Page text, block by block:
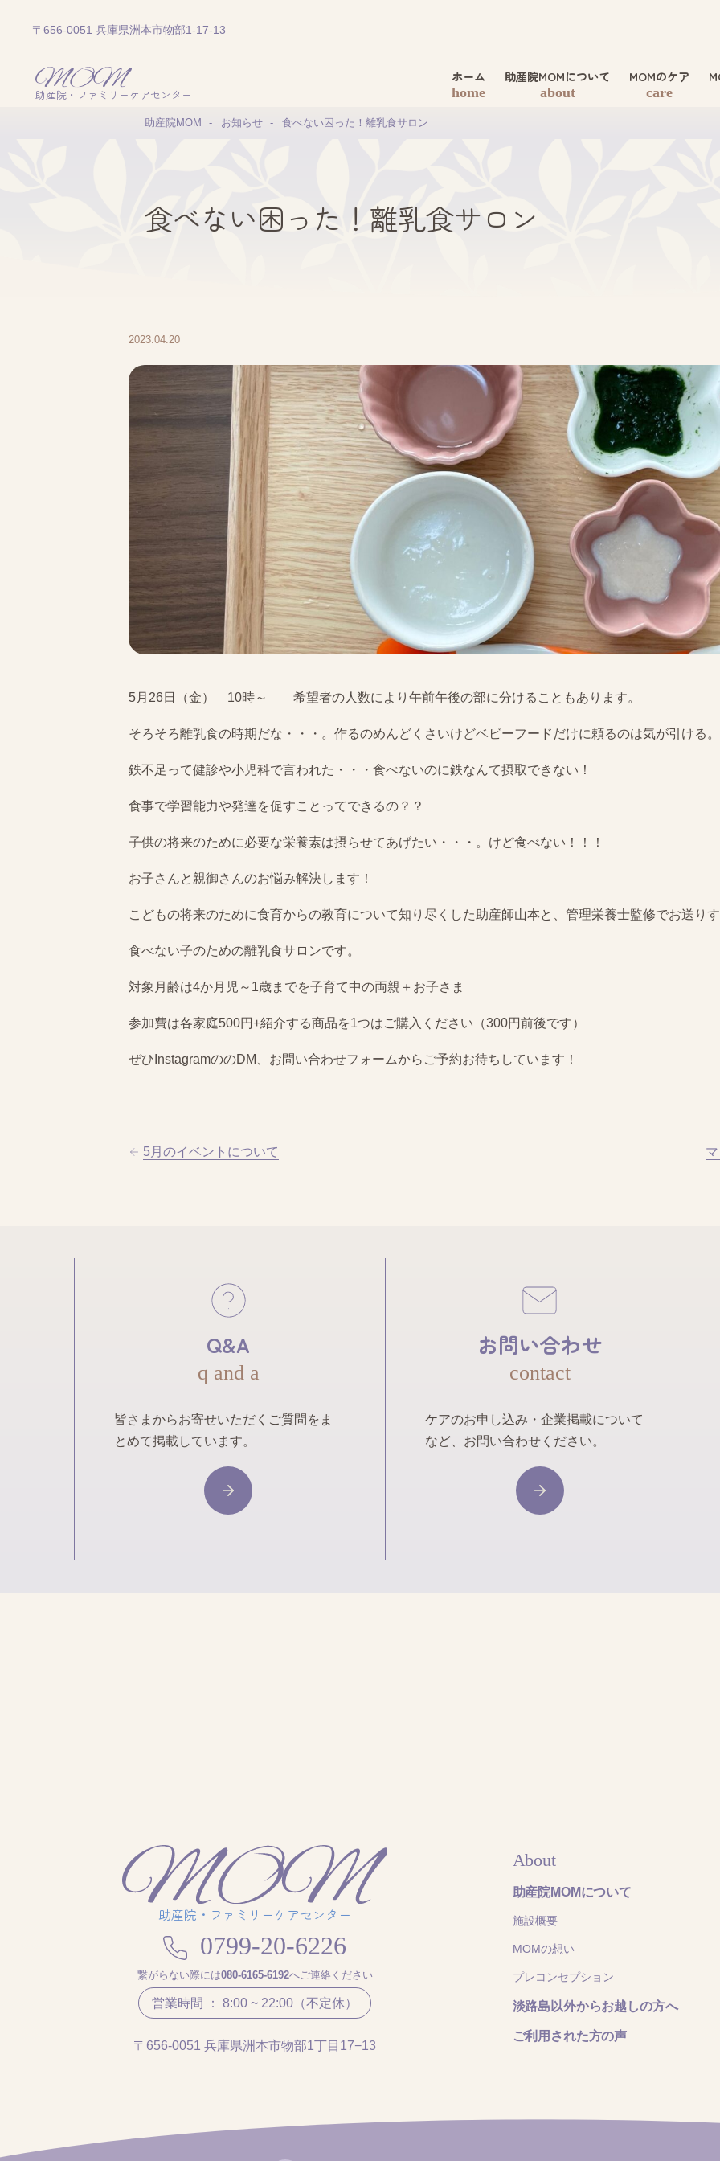
〒656-0051 兵庫県洲本市物部1-17-13
助産院・ファミリーケアセンター
ホーム
home
助産院MOMについて
about
MOMのケア
care
助産院MOM お知らせ 食べない困った！離乳食サロン
食べない困った！離乳食サロン
2023.04.20
5月26日（金） 10時～ 希望者の人数により午前午後の部に分けることもあります。
そろそろ離乳食の時期だな・・・。作るのめんどくさいけどベビーフードだけに頼るのは気が引ける。
鉄不足って健診や小児科で言われた・・・食べないのに鉄なんて摂取できない！
食事で学習能力や発達を促すことってできるの？？
子供の将来のために必要な栄養素は摂らせてあげたい・・・。けど食べない！！！
お子さんと親御さんのお悩み解決します！
こどもの将来のために食育からの教育について知り尽くした助産師山本と、管理栄養士監修でお送り
食べない子のための離乳食サロンです。
対象月齢は4か月児～1歳までを子育て中の両親＋お子さま
参加費は各家庭500円+紹介する商品を1つはご購入ください（300円前後です）
ぜひInstagramののDM、お問い合わせフォームからご予約お待ちしています！
5月のイベントについて
Q&A
q and a
皆さまからお寄せいただくご質問をま
とめて掲載しています。
お問い合わせ
contact
ケアのお申し込み・企業掲載について
など、お問い合わせください。
助産院・ファミリーケアセンター
0799-20-6226
繋がらない際には080-6165-6192へご連絡ください
営業時間 ： 8:00 ~ 22:00（不定休）
〒656-0051兵庫県洲本市物部1丁目17−13
About
助産院MOMについて
施設概要
MOMの想い
プレコンセプション
淡路島以外からお越しの方へ
ご利用された方の声